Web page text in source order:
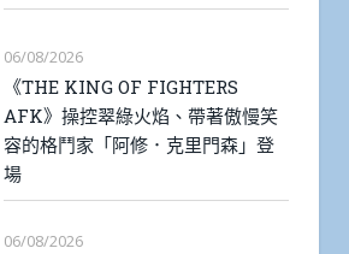
06/08/2026
《THE KING OF FIGHTERS
AFK》操控翠綠火焰、帶著傲慢笑
容的格鬥家「阿修．克里門森」登
場
06/08/2026